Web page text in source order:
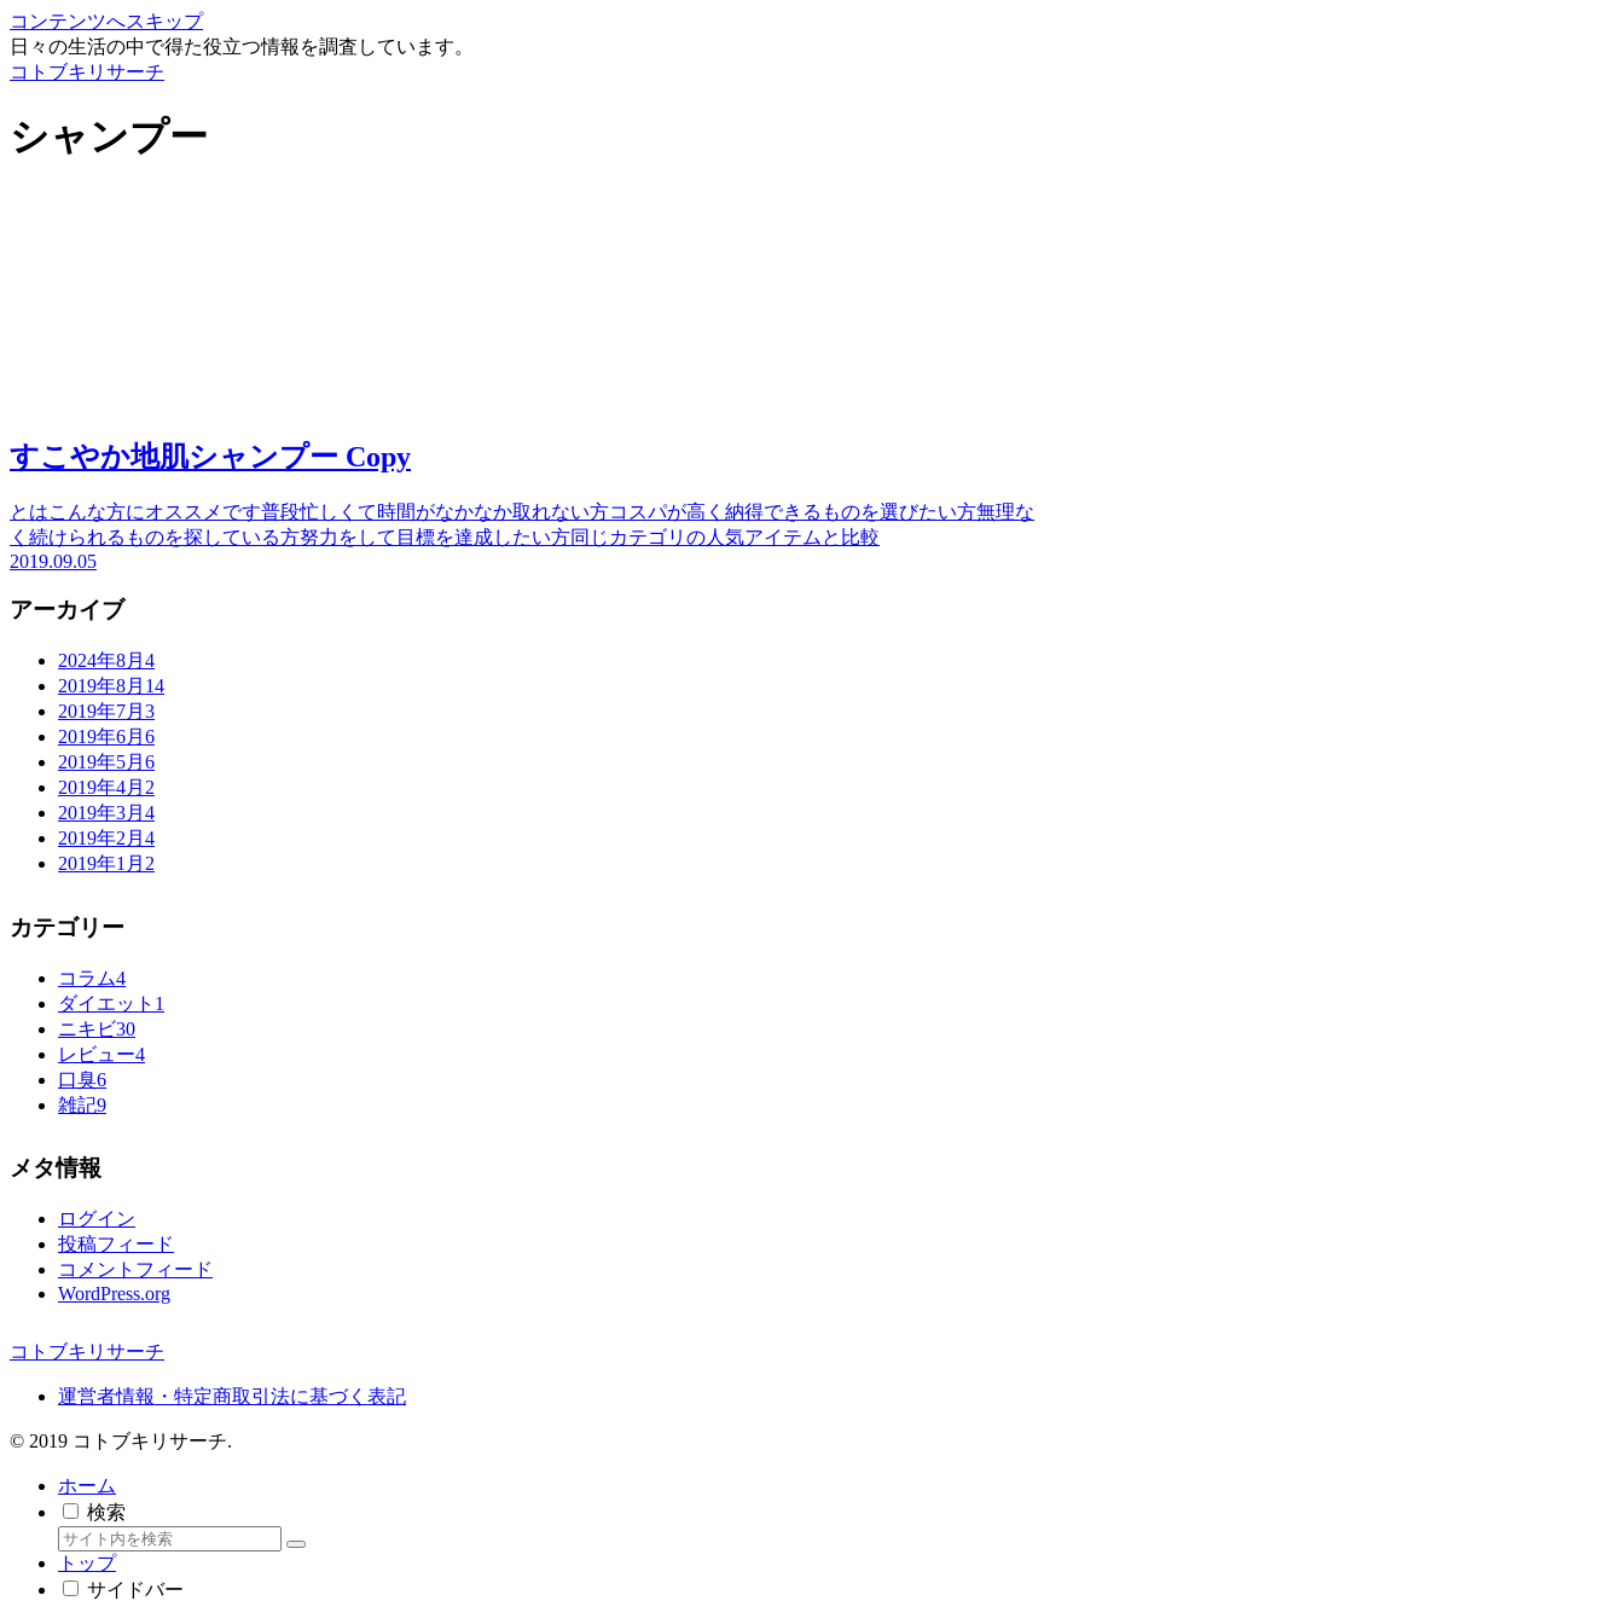
コンテンツへスキップ
日々の生活の中で得た役立つ情報を調査しています。
コトブキリサーチ
シャンプー
すこやか地肌シャンプー Copy
とはこんな方にオススメです普段忙しくて時間がなかなか取れない方コスパが高く納得できるものを選びたい方無理な
く続けられるものを探している方努力をして目標を達成したい方同じカテゴリの人気アイテムと比較
2019.09.05
アーカイブ
2024年8月 4
2019年8月 14
2019年7月 3
2019年6月 6
2019年5月 6
2019年4月 2
2019年3月 4
2019年2月 4
2019年1月 2
カテゴリー
コラム4
ダイエット 1
ニキビ30
レビュー4
口臭6
雑記9
メタ情報
ログイン
投稿フィード
コメントフィード
WordPress.org
コトブキリサーチ
運営者情報・特定商取引法に基づく表記
© 2019 コトブキリサーチ.
ホーム
検索
トップ
サイドバー